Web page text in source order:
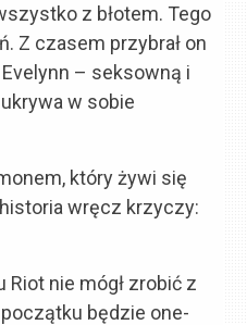
z błotem. Tego
Z czasem przybrał on
– seksowną i
w sobie
który żywi się
wręcz krzyczy:
nie mógł zrobić z
będzie one-